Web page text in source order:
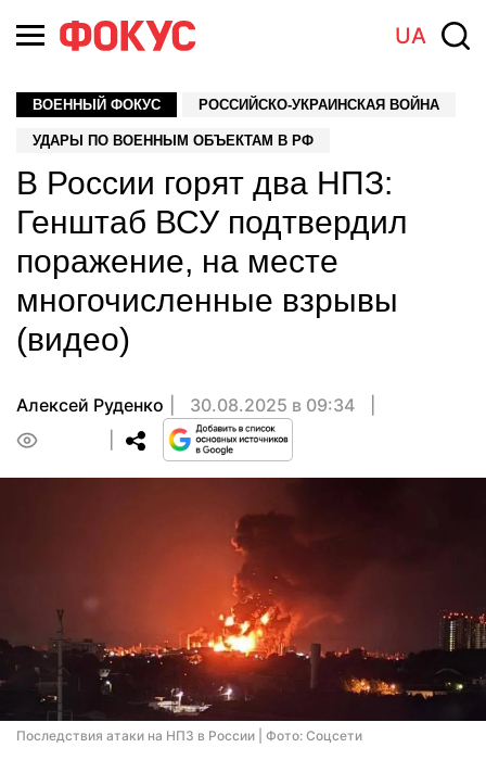
UA
ВОЕННЫЙ ФОКУС РОССИЙСКО-УКРАИНСКАЯ ВОЙНА
УДАРЫ ПО ВОЕННЫМ ОБЪЕКТАМ В РФ
В России горят два НПЗ:
Генштаб ВСУ подтвердил
поражение, на месте
многочисленные взрывы
(видео)
Алексей Руденко
30.08.2025 в 09:34
Последствия атаки на НПЗ в России | Фото: Соцсети